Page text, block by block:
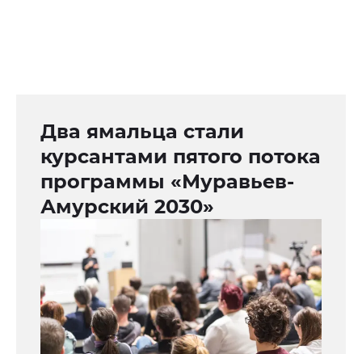
Два ямальца стали
курсантами пятого потока
программы «Муравьев-
Амурский 2030»